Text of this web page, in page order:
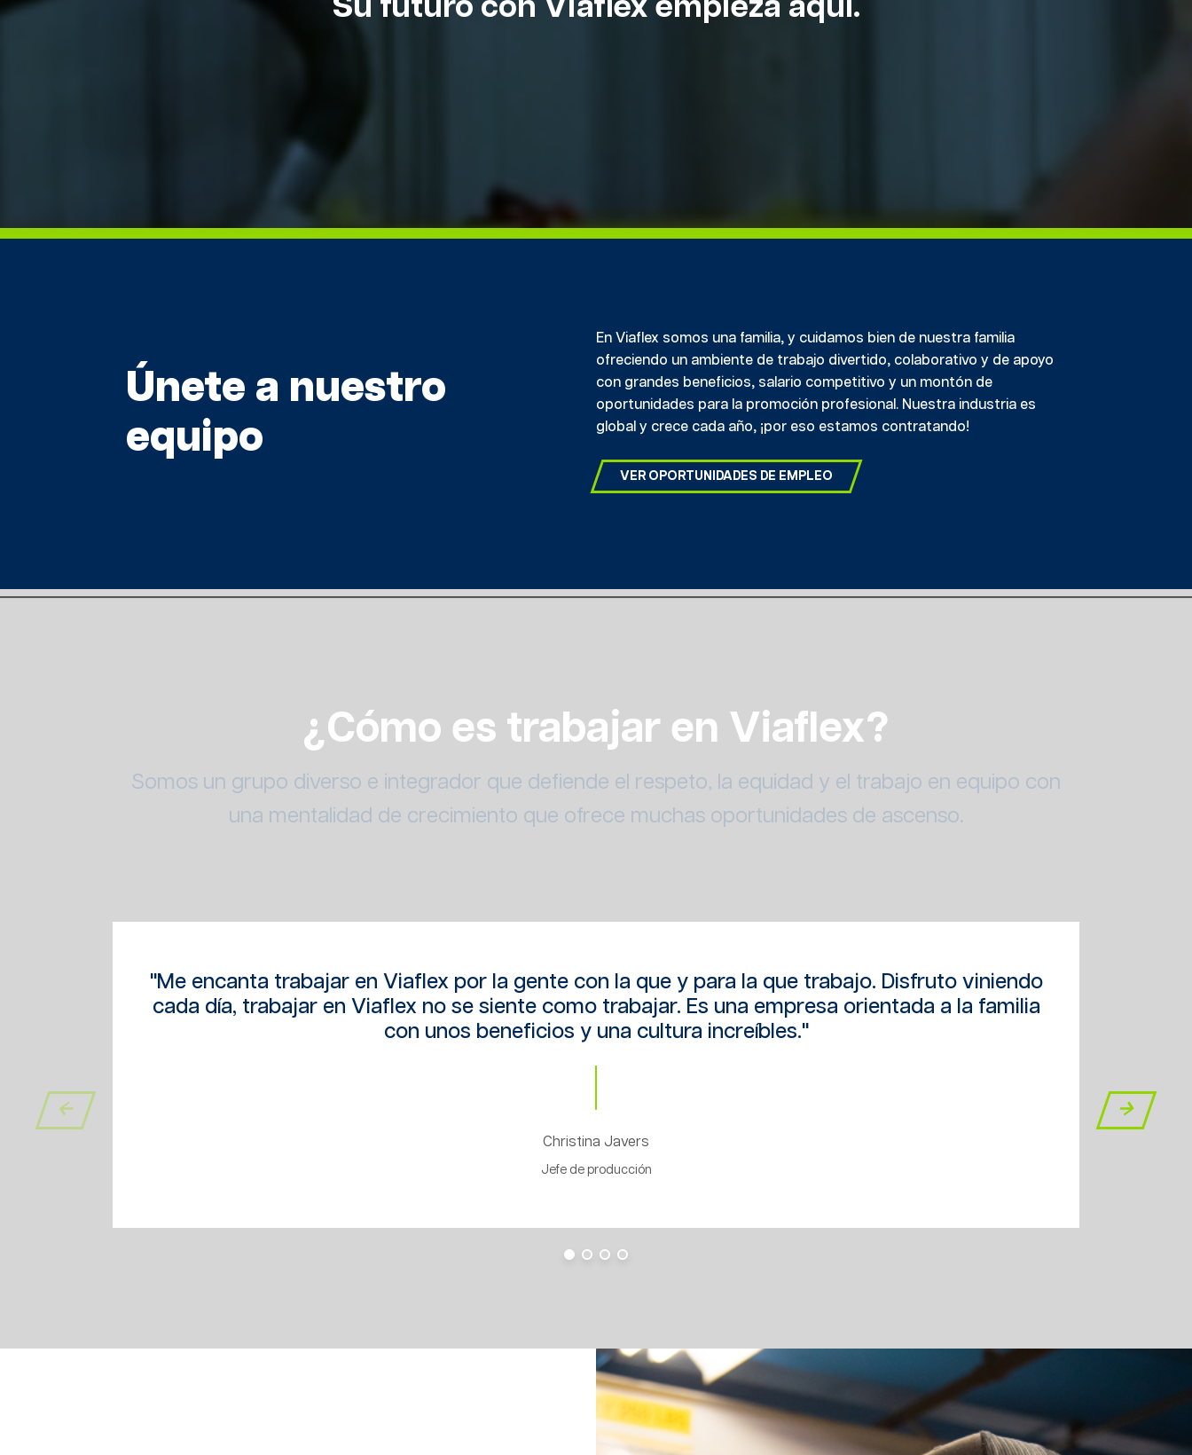
Su futuro con Viaflex empieza aquí.
Únete a nuestro
equipo
En Viaflex somos una familia, y cuidamos bien de nuestra familia
ofreciendo un ambiente de trabajo divertido, colaborativo y de apoyo
con grandes beneficios, salario competitivo y un montón de
oportunidades para la promoción profesional. Nuestra industria es
global y crece cada año, ¡por eso estamos contratando!
VER OPORTUNIDADES DE EMPLEO
¿Cómo es trabajar en Viaflex?
Somos un grupo diverso e integrador que defiende el respeto, la equidad y el trabajo en equipo con
una mentalidad de crecimiento que ofrece muchas oportunidades de ascenso.
"Me encanta trabajar en Viaflex por la gente con la que y para la que trabajo. Disfruto viniendo
cada día, trabajar en Viaflex no se siente como trabajar. Es una empresa orientada a la familia
con unos beneficios y una cultura increíbles."
Christina Javers
Jefe de producción